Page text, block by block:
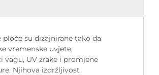
ploče su dizajnirane tako da
vremenske uvjete,
vagu, UV zrake i promjene
Njihova izdržljivost